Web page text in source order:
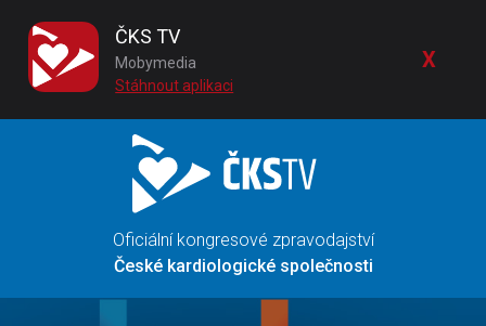
ČKS TV
Mobymedia
Stáhnout aplikaci
X
Oficiální kongresové zpravodajství
České kardiologické společnosti